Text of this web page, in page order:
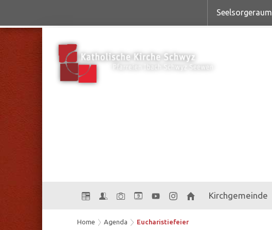
Seelsorgeraum
9 Kirchgemeinde
Home Agenda Eucharistiefeier